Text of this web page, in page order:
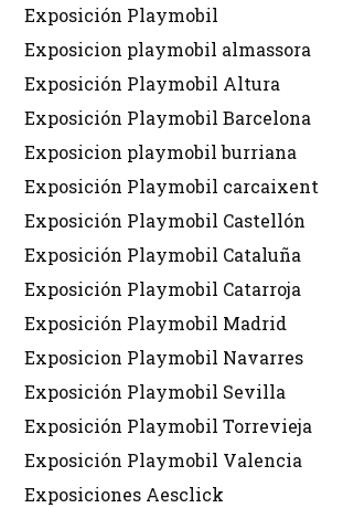
Exposición Playmobil
Exposicion playmobil almassora
Exposición Playmobil Altura
Exposición Playmobil Barcelona
Exposicion playmobil burriana
Exposición Playmobil carcaixent
Exposición Playmobil Castellón
Exposición Playmobil Cataluña
Exposición Playmobil Catarroja
Exposición Playmobil Madrid
Exposicion Playmobil Navarres
Exposición Playmobil Sevilla
Exposición Playmobil Torrevieja
Exposición Playmobil Valencia
Exposiciones Aesclick